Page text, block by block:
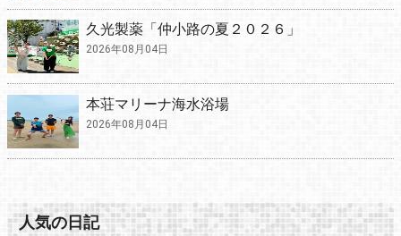
久光製薬「仲小路の夏２０２６」
2026年08月04日
本荘マリーナ海水浴場
2026年08月04日
人気の日記